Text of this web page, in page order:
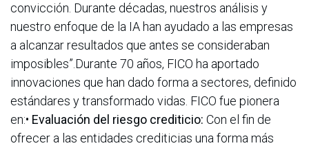
convicción. Durante décadas, nuestros análisis y
nuestro enfoque de la IA han ayudado a las empresas
a alcanzar resultados que antes se consideraban
imposibles”.Durante 70 años, FICO ha aportado
innovaciones que han dado forma a sectores, definido
estándares y transformado vidas. FICO fue pionera
en:• Evaluación del riesgo crediticio: Con el fin de
ofrecer a las entidades crediticias una forma más